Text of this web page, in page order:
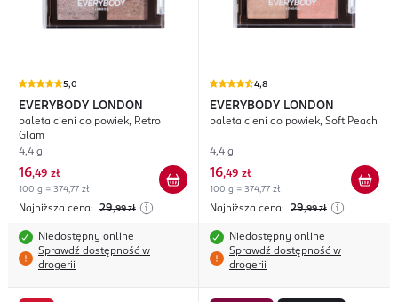
5,0
EVERYBODY LONDON
paleta cieni do powiek, Retro
Glam
4,4 g
16,49 zł
100 g = 374,77 zł
Najniższa cena: 29,99 zł
Niedostępny online
Sprawdź dostępność w
drogerii
4,8
EVERYBODY LONDON
paleta cieni do powiek, Soft Peach
4,4 g
16,49 zł
100 g = 374,77 zł
Najniższa cena: 29,99 zł
Niedostępny online
Sprawdź dostępność w
drogerii